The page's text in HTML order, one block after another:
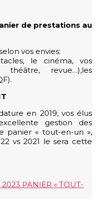
de prestations au
vos envies:
le cinéma, vos
revue…),les
en 2019, vos élus
gestion des
panier « tout-en-un »,
vs 2021 le sera cette
2023 PANIER « TOUT-